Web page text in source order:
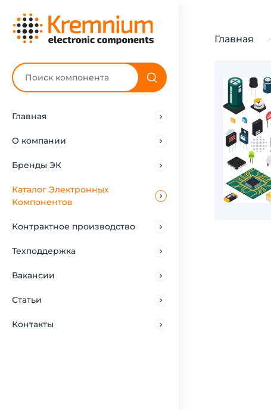
Главная
О компании
Бренды ЭК
Каталог Электронных
Компонентов
Контрактное производство
Техподдержка
Вакансии
Статьи
Контакты
Главная